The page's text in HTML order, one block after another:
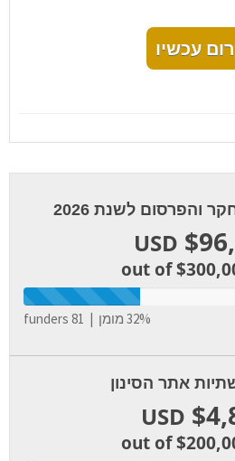
עכשיו
והפרסום לשנת 2026
USD
out of
32% מומן | 81 funders
אתר הסינון
USD
out of